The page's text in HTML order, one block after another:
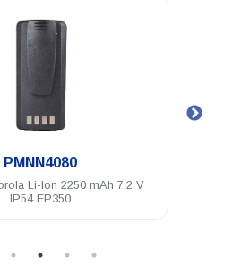
PMNN4080
Li-Ion 2250 mAh 7.2 V
IP54 EP350